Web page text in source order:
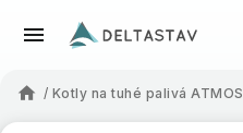
/ Kotly na tuhé palivá ATMOS